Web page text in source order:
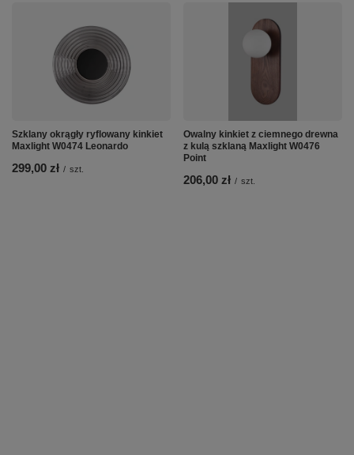
Szklany okrągły ryflowany kinkiet
Maxlight W0474 Leonardo
299,00 zł / szt.
Owalny kinkiet z ciemnego drewna
z kulą szklaną Maxlight W0476
Point
206,00 zł / szt.